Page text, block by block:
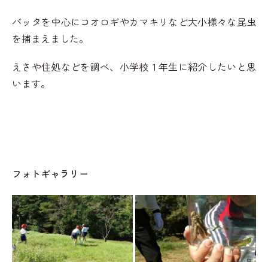
バッタを中心にコオロギやカマキリなど大小様々な昆虫
を捕まえました。
えさや住処などを調べ、小学校１年生に紹介したいと思
います。
フォトギャラリー